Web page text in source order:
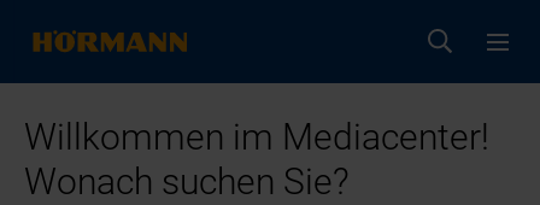
Willkommen im Mediacenter!
Wonach suchen Sie?